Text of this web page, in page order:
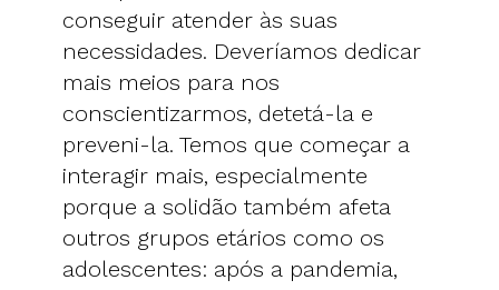
conseguir atender às suas
necessidades. Deveríamos dedicar
mais meios para nos
conscientizarmos, detetá-la e
preveni-la. Temos que começar a
interagir mais, especialmente
porque a solidão também afeta
outros grupos etários como os
adolescentes: após a pandemia,